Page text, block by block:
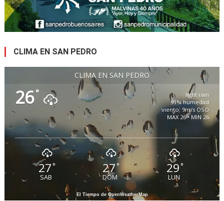
CLIMA EN SAN PEDRO
CLIMA EN SAN PEDRO
26°
light rain
91% humedad
viento: 9m/s OSO
MAX 26 • MIN 26
27°
SAB
27 °
DOM
29°
LUN
El Tiempo de OpenWeatherMap